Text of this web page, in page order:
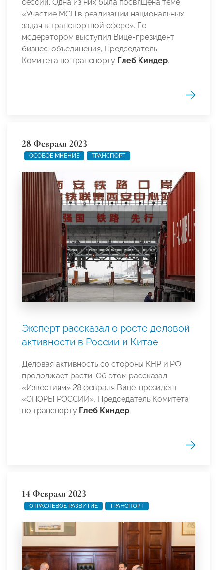
сессии. Одна из них была посвящена теме
«Участие МСП в реализации национальных
задач в транспортной сфере». Ее
модератором выступил Вице-президент
бизнес-объединения, Председатель
Комитета по транспорту Глеб Киндер.
28 Февраля 2023
ОСОБОЕ МНЕНИЕ ТРАНСПОРТ
Эксперт рассказал о росте деловой
активности в России и Китае
Деловая активность со стороны КНР и РФ
продолжает расти. Об этом рассказал
«Известиям» 28 февраля Вице-президент
«ОПОРЫ РОССИИ», Председатель Комитета
по транспорту Глеб Киндер.
14 Февраля 2023
ОТРАСЛЕВОЕ РАЗВИТИЕ ТРАНСПОРТ